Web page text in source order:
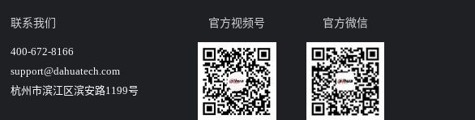
联系我们
400-672-8166
support@dahuatech.com
杭州市滨江区滨安路1199号
官方视频号 官方微信